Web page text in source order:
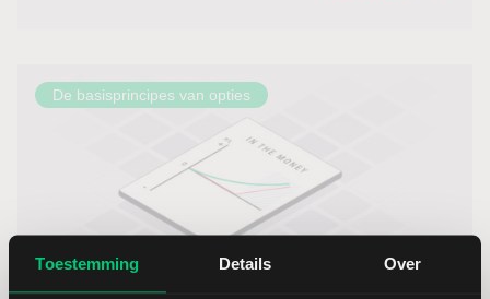
Toestemming Details Over
De basisprincipes van opties